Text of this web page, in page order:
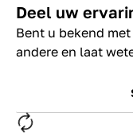
Deel uw
Bent u bekend
andere en laat